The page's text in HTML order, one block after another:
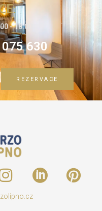
- 18:00
630
REZERVACE